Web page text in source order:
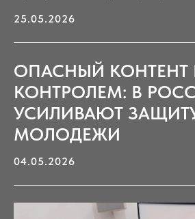
25.05.2026
ОПАСНЫЙ КОНТЕНТ
КОНТРОЛЕМ: В
УСИЛИВАЮТ
МОЛОДЕЖИ
04.05.2026